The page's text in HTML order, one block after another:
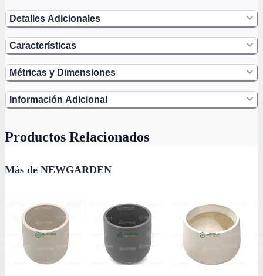
Detalles Adicionales
Características
Métricas y Dimensiones
Información Adicional
Productos Relacionados
Más de NEWGARDEN